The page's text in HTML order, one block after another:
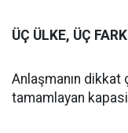
ÜÇ ÜLKE, ÜÇ
Anlaşmanın dikkat
tamamlayan